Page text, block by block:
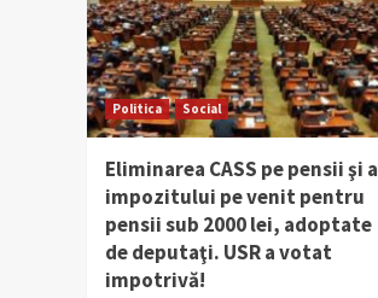
Politica Social
Eliminarea CASS pe pensii şi a
impozitului pe venit pentru
pensii sub 2000 lei, adoptate
de deputaţi. USR a votat
impotrivă!